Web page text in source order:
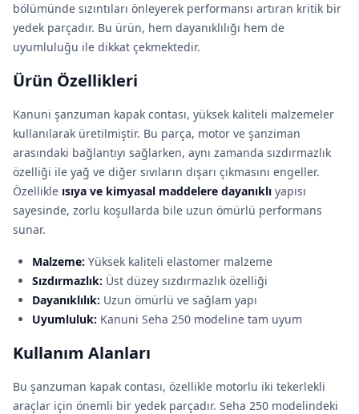
bölümünde sızıntıları önleyerek performansı artıran kritik bir
yedek parçadır. Bu ürün, hem dayanıklılığı hem de
uyumluluğu ile dikkat çekmektedir.
Ürün Özellikleri
Kanuni şanzuman kapak contası, yüksek kaliteli malzemeler
kullanılarak üretilmiştir. Bu parça, motor ve şanziman
arasındaki bağlantıyı sağlarken, aynı zamanda sızdırmazlık
özelliği ile yağ ve diğer sıvıların dışarı çıkmasını engeller.
Özellikle ısıya ve kimyasal maddelere dayanıklı yapısı
sayesinde, zorlu koşullarda bile uzun ömürlü performans
sunar.
Malzeme: Yüksek kaliteli elastomer malzeme
Sızdırmazlık: Üst düzey sızdırmazlık özelliği
Dayanıklılık: Uzun ömürlü ve sağlam yapı
Uyumluluk: Kanuni Seha 250 modeline tam uyum
Kullanım Alanları
Bu şanzuman kapak contası, özellikle motorlu iki tekerlekli
araçlar için önemli bir yedek parçadır. Seha 250 modelindeki